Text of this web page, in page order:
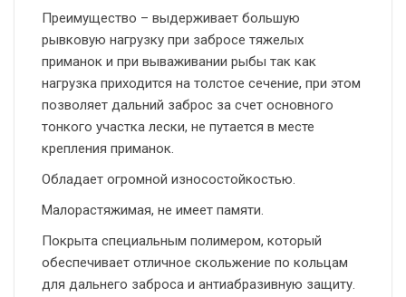
Преимущество – выдерживает большую
рывковую нагрузку при забросе тяжелых
приманок и при вываживании рыбы так как
нагрузка приходится на толстое сечение, при этом
позволяет дальний заброс за счет основного
тонкого участка лески, не путается в месте
крепления приманок.
Обладает огромной износостойкостью.
Малорастяжимая, не имеет памяти.
Покрыта специальным полимером, который
обеспечивает отличное скольжение по кольцам
для дальнего заброса и антиабразивную защиту.